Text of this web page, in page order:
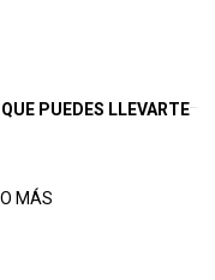
PUEDES LLEVARTE
MÁS